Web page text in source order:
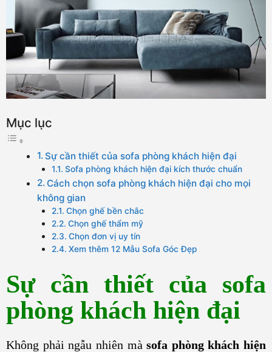
Mục lục
Sự cần thiết của sofa phòng khách hiện đại
Sofa phòng khách hiện đại kích thước chuẩn
Cách chọn sofa phòng khách hiện đại cho mọi
không gian
Chọn ghế bền chắc
Chọn ghế thẩm mỹ
Chọn đơn vị uy tín
Xem thêm 12 Mẫu Sofa Góc Đẹp
Sự cần thiết của sofa
phòng khách hiện đại
Không phải ngẫu nhiên màsofa phòng khách hiện